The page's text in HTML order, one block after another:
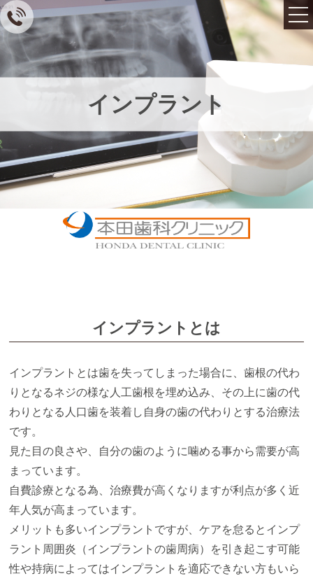
インプラント
TOP コンセプト・院長紹介
こんなお悩みありません
か？
歯周病治療
ホワイトニング 入れ歯
インプラント
WEB診察予約
インプラントとは
インプラントとは歯を失ってしまった場合に、歯根の代わ
りとなるネジの様な人工歯根を埋め込み、その上に歯の代
わりとなる人口歯を装着し自身の歯の代わりとする治療法
です。
見た目の良さや、自分の歯のように噛める事から需要が高
まっています。
自費診療となる為、治療費が高くなりますが利点が多く近
年人気が高まっています。
メリットも多いインプラントですが、ケアを怠るとインプ
ラント周囲炎（インプラントの歯周病）を引き起こす可能
性や持病によってはインプラントを適応できない方もいら